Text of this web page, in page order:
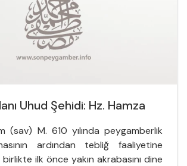
Uhud Şehidi: Hz. Hamza
(sav) M. 610 yılında peygamberlik
ardından tebliğ faaliyetine
birlikte ilk önce yakın akrabasını dine